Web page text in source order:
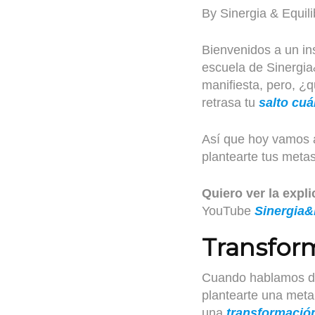
By Sinergia &
Bienvenidos a un
escuela de
manifiesta, pero,
retrasa tu salto
Así que hoy vamos
plantearte tus
Quiero ver la
YouTube
Cuando hablamos
plantearte una